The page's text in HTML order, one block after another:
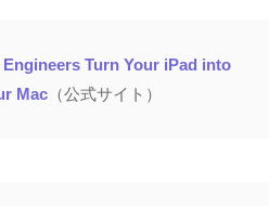
Turn Your iPad into
Mac （公式サイト）